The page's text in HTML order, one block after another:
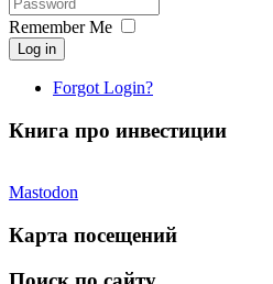
Remember Me
Log in
Forgot Login?
Книга про инвестиции
Mastodon
Карта посещений